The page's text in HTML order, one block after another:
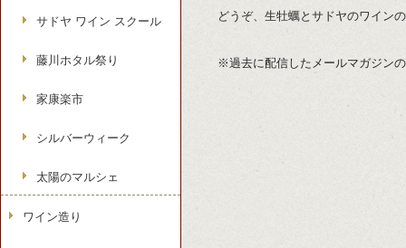
どうぞ、 生牡蠣とサドヤのワイン
※過去に配信したメールマガジン
サドヤ ワイン スクール
藤川ホタル祭り
家康楽市
シルバーウィーク
太陽のマルシェ
ワイン造り